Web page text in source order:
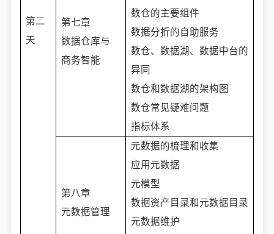
第二
天
第七章
数据仓库与
商务智能
数仓的主要组件
数据分折的自助服务
数仓、数据湖、数据中台的
异同
数仓和数据湖的架构图
数仓常见疑难问题
指标体系
第八章
元数据管理
元数据的梳理和收集
应用元数据
元模型
数据资产目录和元数据目录
元数据维护